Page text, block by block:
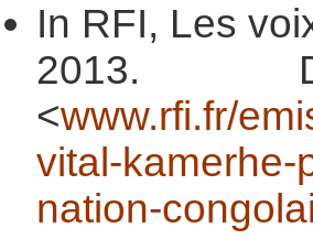
In RFI, Les
2013.
<www.rfi.fr/
vital-kamerhe-
nation-